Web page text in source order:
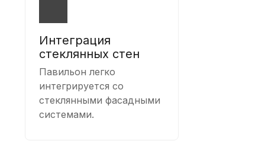
Интеграция
стеклянных стен
Павильон легко
интегрируется со
стеклянными фасадными
системами.